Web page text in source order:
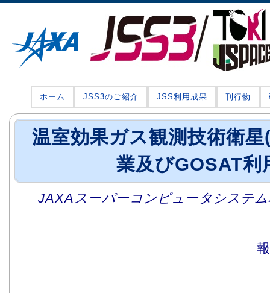
ホーム JSS3のご紹介 JSS利用成果 刊行物
温室効果ガス観測技術衛
業及びGOSAT利
JAXAスーパーコンピュータシステ